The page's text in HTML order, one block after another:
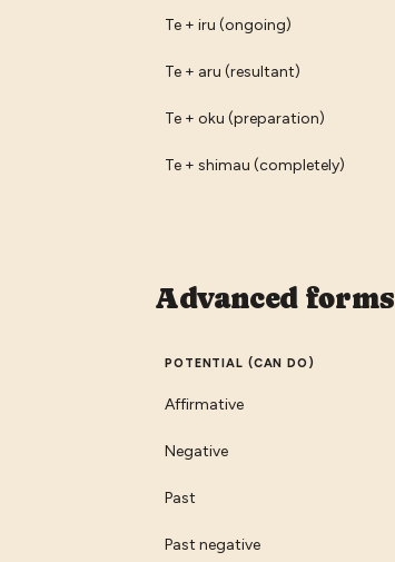
Te + iru (ongoing)
Te + aru (resultant)
Te + oku (preparation)
Te + shimau (completely)
Advanced forms
POTENTIAL (CAN DO)
Affirmative
Negative
Past
Past negative